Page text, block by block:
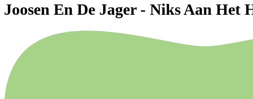
Joosen En De Jager - Niks Aan Het